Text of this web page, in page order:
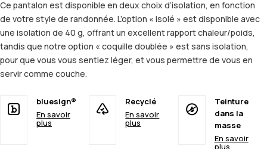
Ce pantalon est disponible en deux choix d’isolation, en fonction
de votre style de randonnée. L’option « isolé » est disponible avec
une isolation de 40 g, offrant un excellent rapport chaleur/poids,
tandis que notre option « coquille doublée » est sans isolation,
pour que vous vous sentiez léger, et vous permettre de vous en
servir comme couche.
bluesign®
En savoir
plus
Recyclé
En savoir
plus
Teinture
dans la
masse
En savoir
plus